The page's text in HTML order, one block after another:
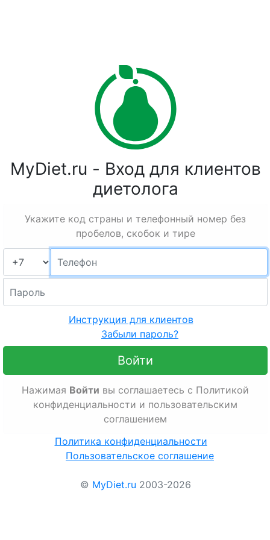
MyDiet.ru - Вход для клиентов
диетолога
Укажите код страны и телефонный номер без
пробелов, скобок и тире
Инструкция для клиентов
Забыли пароль?
Войти
Нажимая Войти вы соглашаетесь с Политикой
конфиденциальности и пользовательским
соглашением
Политика конфиденциальности
Пользовательское соглашение
© MyDiet.ru 2003-2026